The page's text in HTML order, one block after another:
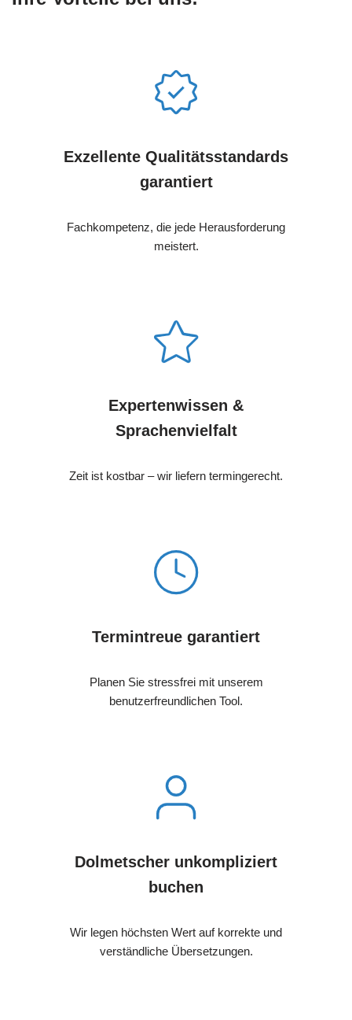
Exzellente Qualitätsstandards
garantiert
Fachkompetenz, die jede Herausforderung
meistert.
Expertenwissen &
Sprachenvielfalt
Zeit ist kostbar – wir liefern termingerecht.
Termintreue garantiert
Planen Sie stressfrei mit unserem
benutzerfreundlichen Tool.
Dolmetscher unkompliziert
buchen
Wir legen höchsten Wert auf korrekte und
verständliche Übersetzungen.